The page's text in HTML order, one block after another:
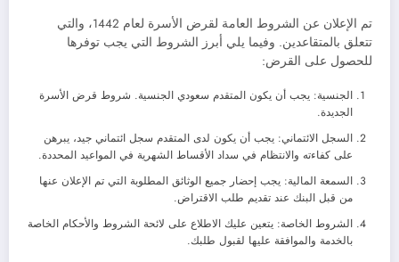
تم الإعلان عن الشروط العامة لقرض الأسرة لعام 1442، والتي
تتعلق بالمتقاعدين. وفيما يلي أبرز الشروط التي يجب توفرها
للحصول على القرض:
الجنسية: يجب أن يكون المتقدم سعودي الجنسية. شروط قرض الأسرة
الجديدة.
السجل الائتماني: يجب أن يكون لدى المتقدم سجل ائتماني جيد، يبرهن
على كفاءته والانتظام في سداد الأقساط الشهرية في المواعيد المحددة.
السمعة المالية: يجب إحضار جميع الوثائق المطلوبة التي تم الإعلان عنها
من قبل البنك عند تقديم طلب الاقتراض.
الشروط الخاصة: يتعين عليك الاطلاع على لائحة الشروط والأحكام الخاصة
بالخدمة والموافقة عليها لقبول طلبك.